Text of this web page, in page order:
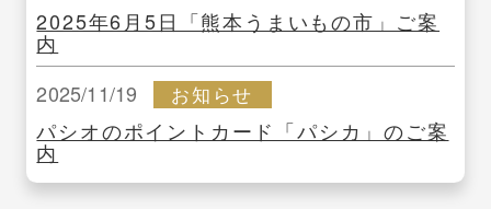
2025年6月5日「熊本うまいもの市」ご案
内
2025/11/19
お知らせ
パシオのポイントカード「パシカ」のご案
内